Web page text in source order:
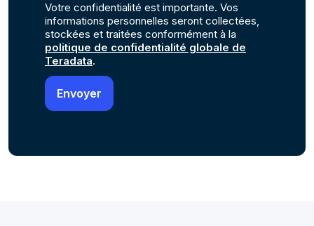
Votre confidentialité est importante. Vos
informations personnelles seront collectées,
stockées et traitées conformément à la
politique de confidentialité globale de
Teradata.